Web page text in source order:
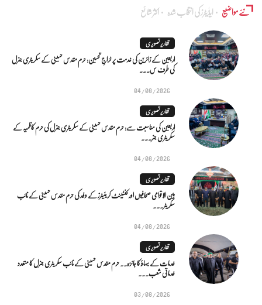
نئے مواضیع ایڈٰیٹرز کی انتخاب شدہ اکثر شائع
تقاریر تصویری
اربعین کے زائرین کی خدمت پر خراجِ تحسین: حرم مقدس حسینی کے سکریٹری جنرل
کی طرف س...
04/08/2026
تقاریر تصویری
اربعین کی مناسبت سے: حرم مقدس حسینی کے سکریٹری جنرل کی حرم کاظمیہ کے
سکریٹری جنر...
04/08/2026
تقاریر تصویری
بین الاقوامی صحافیوں اور کنٹینٹ کریئیٹرز کے وفد کی حرم مقدس حسینی کے نائب
سکریٹر...
04/08/2026
تقاریر تصویری
خدمات کے بہاؤ کا جائزہ.. حرم مقدس حسینی کے نائب سکریٹری جنرل کا متعدد
خدماتی شعب...
03/08/2026